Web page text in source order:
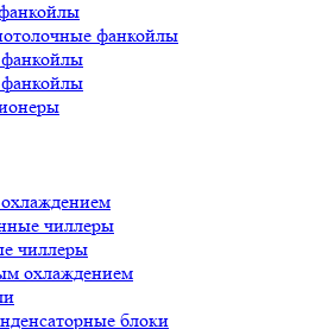
фанкойлы
чиллеры
чиллеры
охлаждением
блоки